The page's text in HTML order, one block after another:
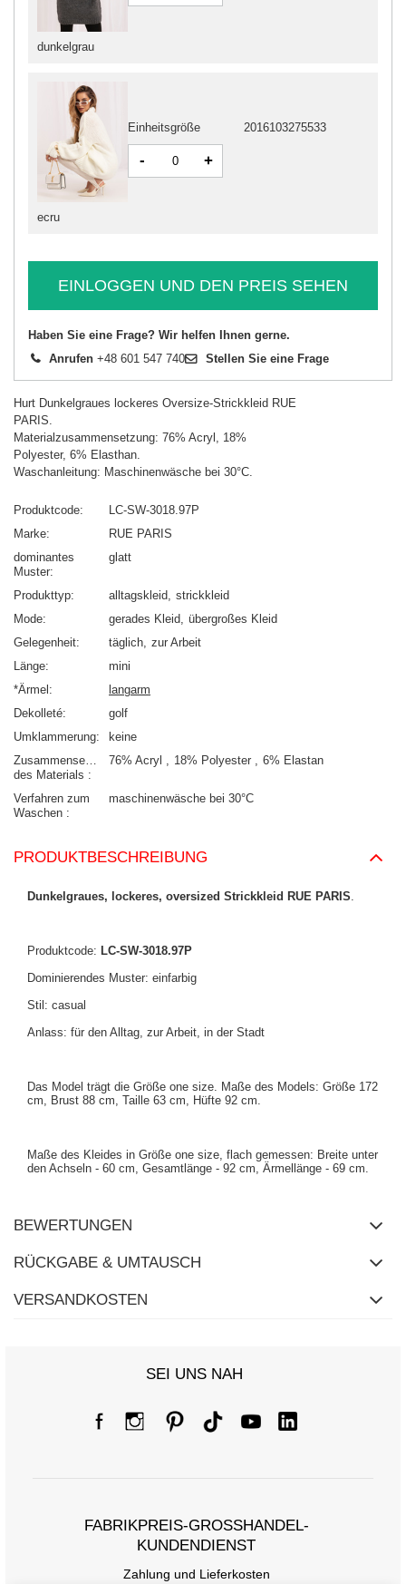
ecru
Einheitsgröße 2016103275533
- +
dunkelgrau
EINLOGGEN UND DEN PREIS SEHEN
Haben Sie eine Frage? Wir helfen Ihnen gerne.
Anrufen +48 601 547 740 Stellen Sie eine Frage
Hurt Dunkelgraues lockeres Oversize-Strickkleid RUE
PARIS.
Materialzusammensetzung: 76% Acryl, 18%
Polyester, 6% Elasthan.
Waschanleitung: Maschinenwäsche bei 30°C.
Produktcode
LC-SW-3018.97P
Marke
RUE PARIS
dominantes
Muster
glatt
Produkttyp alltagskleid
strickkleid
Mode
gerades Kleid
übergroßes Kleid
Gelegenheit
täglich zur Arbeit
Länge
mini
*Ärmel
langarm
Dekolleté
golf
Umklammerung
keine
Zusammensetzung
des Materials
76% Acryl 18% Polyester 6% Elastan
Verfahren zum
Waschen
maschinenwäsche bei 30°C
PRODUKTBESCHREIBUNG
Dunkelgraues, lockeres, oversized Strickkleid RUE PARIS.
Produktcode: LC-SW-3018.97P
Dominierendes Muster: einfarbig
Stil: casual
Anlass: für den Alltag, zur Arbeit, in der Stadt
Das Model trägt die Größe one size. Maße des Models: Größe 172
cm, Brust 88 cm, Taille 63 cm, Hüfte 92 cm.
Maße des Kleides in Größe one size, flach gemessen: Breite unter
den Achseln - 60 cm, Gesamtlänge - 92 cm, Ärmellänge - 69 cm.
BEWERTUNGEN
RÜCKGABE & UMTAUSCH
VERSANDKOSTEN
SEI UNS NAH
FABRIKPREIS-GROSSHANDEL-K
UNDENDIENST
Zahlung und Lieferkosten